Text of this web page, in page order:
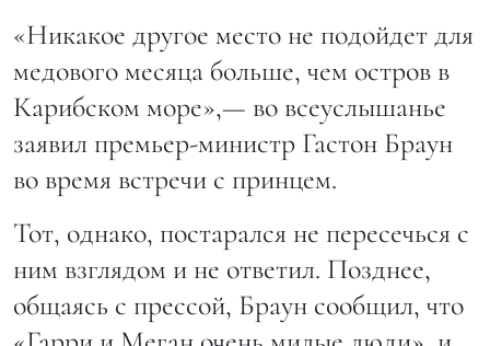
«Никакое другое место не подойдет для
медового месяца больше, чем остров в
Карибском море»,— во всеуслышанье
заявил премьер-министр Гастон Браун
во время встречи с принцем.
Тот, однако, постарался не пересечься с
ним взглядом и не ответил. Позднее,
общаясь с прессой, Браун сообщил, что